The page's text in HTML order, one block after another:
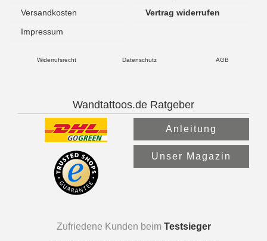
Versandkosten
Vertrag widerrufen
Impressum
Widerrufsrecht Datenschutz AGB
Wandtattoos.de Ratgeber
Anleitung
Unser Magazin
Zufriedene Kunden beim Testsieger